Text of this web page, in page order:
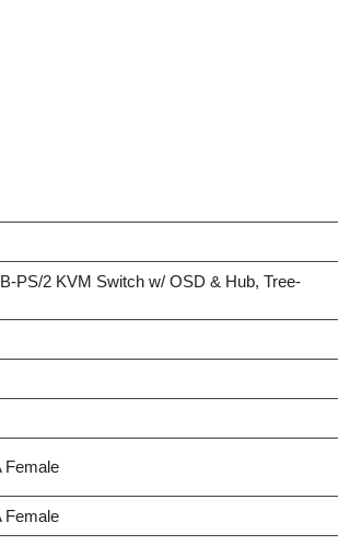
PS/2 KVM Switch w/ OSD & Hub, Tree-
Female
Female